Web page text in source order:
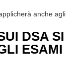
anche agli
DSA SI
ESAMI